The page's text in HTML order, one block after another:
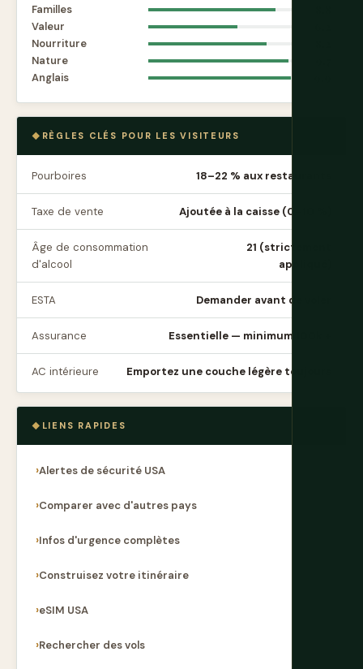
Familles
Valeur
Nourriture
Nature
Anglais
RÈGLES CLÉS POUR LES VISITEURS
Pourboires 18–22 % aux restaurants
Taxe de vente Ajoutée à la caisse (0–10 %)
Âge de consommation
d'alcool
21 (strictement
appliqué)
ESTA Demander avant de voler
Assurance Essentielle — minimum 100k +
AC intérieure Emportez une couche légère toujours
LIENS RAPIDES
Alertes de sécurité USA
Comparer avec d'autres pays
Infos d'urgence complètes
Construisez votre itinéraire
eSIM USA
Rechercher des vols